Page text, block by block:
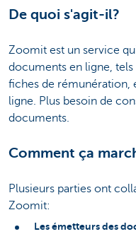
De quoi s'agit-il?
Zoomit est un service
documents en ligne,
fiches de rémunération,
ligne. Plus besoin de
documents.
Comment ça
Plusieurs parties ont
Zoomit:
Les émetteurs des